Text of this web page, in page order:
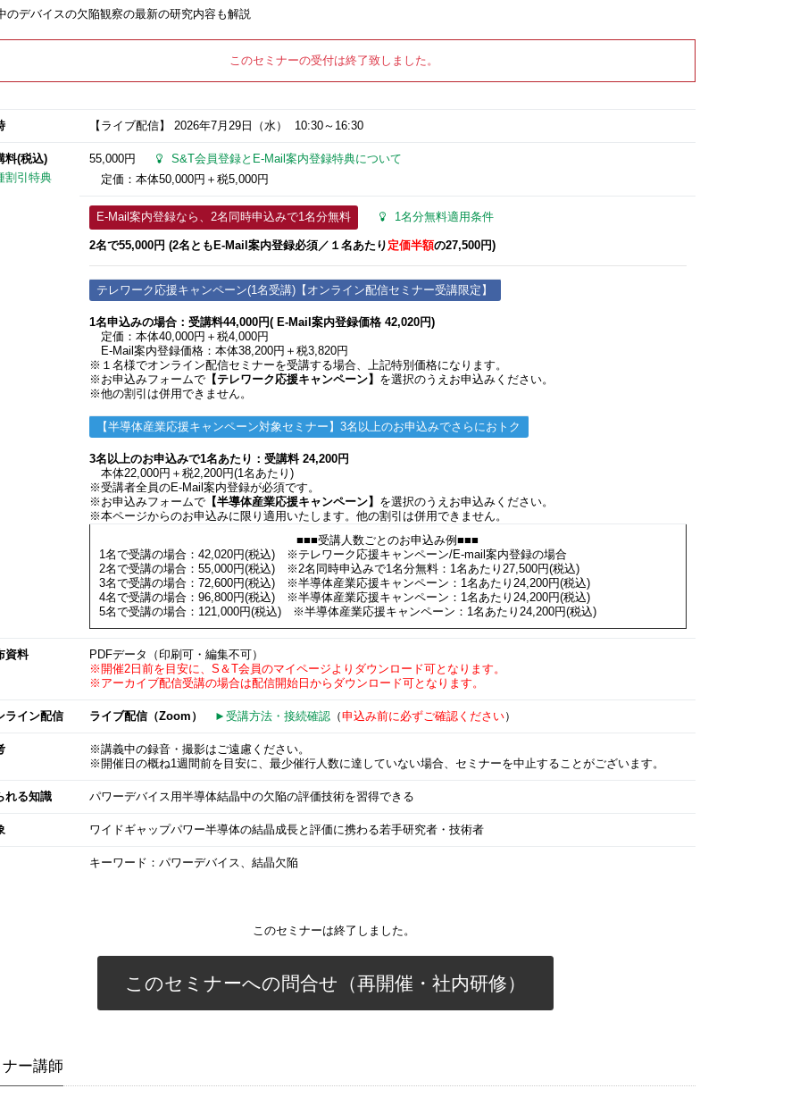
のデバイスの欠陥観察の最新の研究内容も解説
このセミナーの受付は終了致しました。
【ライブ配信】 2026年7月29日 （水） 10:30～16:30
料(税込)
割引特典
55,000円
S&T会員登録とE-Mail案内登録特典について
定価：本体50,000円＋税5,000円
E-Mail案内登録なら、2名同時申込みで1名分無料 1名分無料適用条件
2名で55,000円 (2名ともE-Mail案内登録必須​／１名あたり 定価半額の27,500円)
テレワーク応援キャンペーン(1名受講)【オンライン配信セミナー受講限定】
1名申込みの場合：受講料44,000円( E-Mail案内登録価格 42,020円)
定価：本体40,000円＋税4,000円
E-Mail案内登録価格：本体38,200円＋税3,820円
※１名様でオンライン配信セミナーを受講する場合、上記特別価格になります。
※お申込みフォームで【テレワーク応援キャンペーン】
を選択のうえお申込みください。
※他の割引は併用できません。
【半導体産業応援キャンペーン対象セミナー】3名以上のお申込みでさらにおトク
3名以上のお申込みで1名あたり：受講料 24,200円
本体22,000円＋税2,200円(1名あたり)
※受講者全員のE-Mail案内登録が必須です。
※お申込みフォームで【半導体産業応援キャンペーン】
を選択のうえお申込みください。
※本ページからのお申込みに限り適用いたします。他の割引は併用できません。
■■■受講人数ごとのお申込み例■■■
1名で受講の場合：42,020円(税込) ※テレワーク応援キャンペーン/E-mail案内登録の場合
2名で受講の場合：55,000円(税込) ※2名同時申込みで1名分無料：1名あたり27,500円(税込)
3名で受講の場合：72,600円(税込) ※半導体産業応援キャンペーン：1名あたり24,200円(税込)
4名で受講の場合：96,800円(税込) ※半導体産業応援キャンペーン：1名あたり24,200円(税込)
5名で受講の場合：121,000円(税込) ※半導体産業応援キャンペーン：1名あたり24,200円(税込)
資料
PDFデータ（印刷可・編集不可）
※開催2日前を目安に、S＆T会員のマイページよりダウンロード可となります。
※アーカイブ配信受講の場合は配信開始日からダウンロード可となります。
ライン配信 ライブ配信（Zoom） ►受講方法・接続確認（申込み前に必ずご確認ください）
※講義中の録音・撮影はご遠慮ください。
※開催日の概ね1週間前を目安に、最少催行人数に達していない場合、セミナーを中止することがございます。
れる知識 パワーデバイス用半導体結晶中の欠陥の評価技術を習得できる
ワイドギャップパワー半導体の結晶成長と評価に携わる若手研究者・技術者
キーワード：パワーデバイス、結晶欠陥
このセミナーは終了しました。
このセミナーへの問合せ（再開催・社内研修）
ー講師